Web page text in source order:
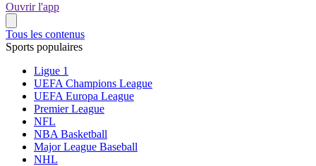
Ouvrir l'app
Tous les contenus
Sports populaires
Ligue 1
UEFA Champions League
UEFA Europa League
Premier League
NFL
NBA Basketball
Major League Baseball
NHL